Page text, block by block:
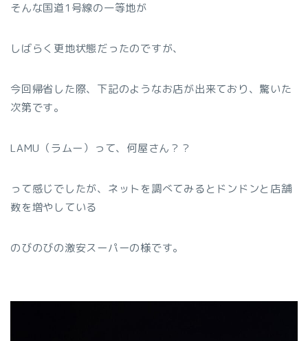
そんな国道1号線の一等地が
しばらく更地状態だったのですが、
今回帰省した際、下記のようなお店が出来ており、驚いた
次第です。
LAMU（ラムー）って、何屋さん？？
って感じでしたが、ネットを調べてみるとドンドンと店舗
数を増やしている
のびのびの激安スーパーの様です。